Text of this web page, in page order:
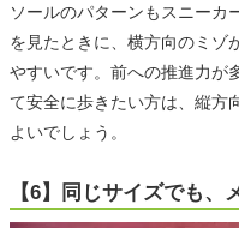
ソールのパターンもスニーカ
を見たときに、横方向のミゾ
やすいです。前への推進力が
て安全に歩きたい方は、縦方
よいでしょう。
【6】同じサイズでも